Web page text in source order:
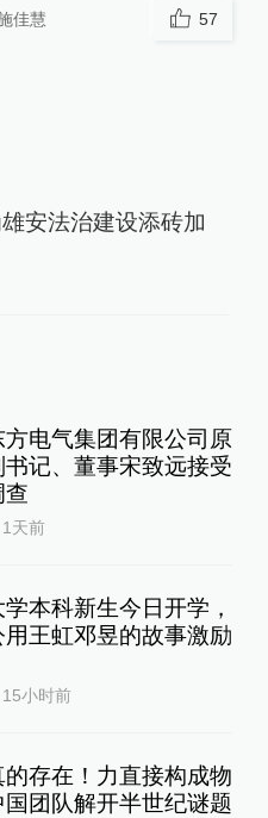
佳慧 57
安法治建设添砖加
方电气集团有限公司原
书记、董事宋致远接受
查
1天前
本科新生今日开学，
用王虹邓昱的故事激励
15小时前
的存在！力直接构成物
国团队解开半世纪谜题